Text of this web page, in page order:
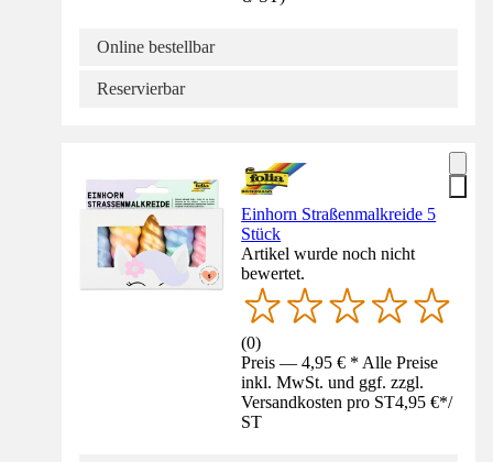
Online bestellbar
Reservierbar
Einhorn Straßenmalkreide 5
Stück
Artikel wurde noch nicht
bewertet.
(0)
Preis — 4,95 € * Alle Preise
inkl. MwSt. und ggf. zzgl.
Versandkosten pro ST4,95 €*/
ST